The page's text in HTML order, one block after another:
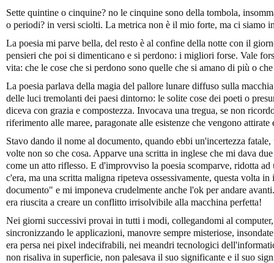
Sette quintine o cinquine? no le cinquine sono della tombola,
o periodi? in versi sciolti. La metrica non è il mio forte, ma ci siamo
La poesia mi parve bella, del resto è al confine della notte con il
pensieri che poi si dimenticano e si perdono: i migliori forse. Vale
vita: che le cose che si perdono sono quelle che si amano di più o
La poesia parlava della magia del pallore lunare diffuso sulla
delle luci tremolanti dei paesi dintorno: le solite cose dei poeti o
diceva con grazia e compostezza. Invocava una tregua, se non
riferimento alle maree, paragonate alle esistenze che vengono
Stavo dando il nome al documento, quando ebbi un'incertezza
volte non so che cosa. Apparve una scritta in inglese che mi dava
come un atto riflesso. E d'improvviso la poesia scomparve, ridotta
c'era, ma una scritta maligna ripeteva ossessivamente, questa volta
documento" e mi imponeva crudelmente anche l'ok per andare
era riuscita a creare un conflitto irrisolvibile alla macchina perfetta!
Nei giorni successivi provai in tutti i modi, collegandomi al
sincronizzando le applicazioni, manovre sempre misteriose,
era persa nei pixel indecifrabili, nei meandri tecnologici
non risaliva in superficie, non palesava il suo significante e il suo